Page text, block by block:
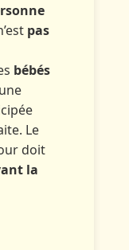
pas
bébés
Le
doit
la